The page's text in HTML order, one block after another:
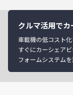
クルマ活用で
車載機の低コスト化
すぐにカーシェア
フォームシステム